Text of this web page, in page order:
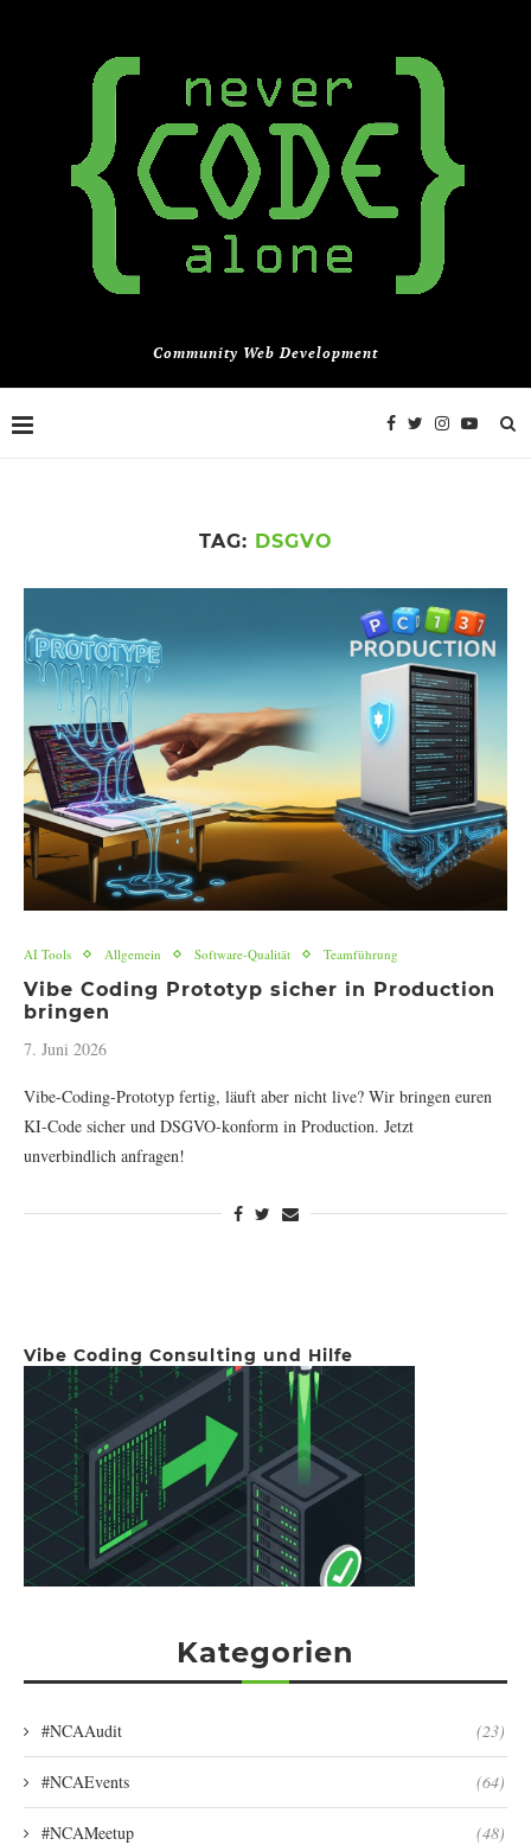
Community Web Development
TAG: DSGVO
AI Tools Allgemein Software-Qualität Teamführung
Vibe Coding Prototyp sicher in Production
bringen
7. Juni 2026
Vibe-Coding-Prototyp fertig, läuft aber nicht live? Wir bringen euren
KI-Code sicher und DSGVO-konform in Production. Jetzt
unverbindlich anfragen!
Vibe Coding Consulting und Hilfe
Kategorien
#NCAAudit (23)
#NCAEvents (64)
#NCAMeetup (48)